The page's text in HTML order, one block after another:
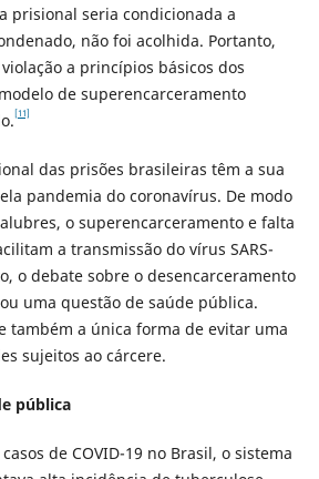
prisional seria condicionada a
não foi acolhida. Portanto,
a princípios básicos dos
de superencarceramento
[11]
das prisões brasileiras têm a sua
pandemia do coronavírus. De modo
o superencarceramento e falta
a transmissão do vírus SARS-
o debate sobre o desencarceramento
uma questão de saúde pública.
também a única forma de evitar uma
sujeitos ao cárcere.
pública
de COVID-19 no Brasil, o sistema